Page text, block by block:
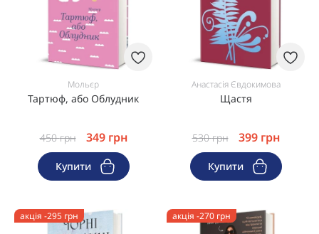
Мольєр
Тартюф, або Облудник
450грн 349 грн
Купити
Анастасія Євдокимова
Щастя
530грн 399 грн
Купити
акція -295 грн акція -270 грн